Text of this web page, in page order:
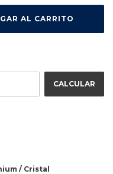
CALCULAR
/ Cristal